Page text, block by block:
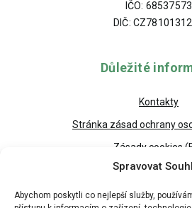
Spravovat
Abychom poskytli co nejlepší služby,
IČO: 68537573
DIČ:
Důležité
Kontakty
Stránka zásad ochrany
Zásady cookies